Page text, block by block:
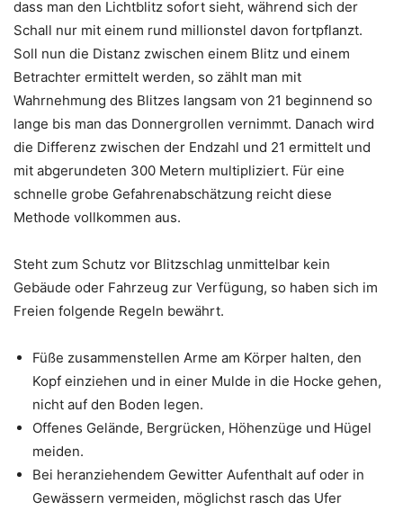
dass man den Lichtblitz sofort sieht, während sich der
Schall nur mit einem rund millionstel davon fortpflanzt.
Soll nun die Distanz zwischen einem Blitz und einem
Betrachter ermittelt werden, so zählt man mit
Wahrnehmung des Blitzes langsam von 21 beginnend so
lange bis man das Donnergrollen vernimmt. Danach wird
die Differenz zwischen der Endzahl und 21 ermittelt und
mit abgerundeten 300 Metern multipliziert. Für eine
schnelle grobe Gefahrenabschätzung reicht diese
Methode vollkommen aus.
Steht zum Schutz vor Blitzschlag unmittelbar kein
Gebäude oder Fahrzeug zur Verfügung, so haben sich im
Freien folgende Regeln bewährt.
Füße zusammenstellen Arme am Körper halten, den
Kopf einziehen und in einer Mulde in die Hocke gehen,
nicht auf den Boden legen.
Offenes Gelände, Bergrücken, Höhenzüge und Hügel
meiden.
Bei heranziehendem Gewitter Aufenthalt auf oder in
Gewässern vermeiden, möglichst rasch das Ufer